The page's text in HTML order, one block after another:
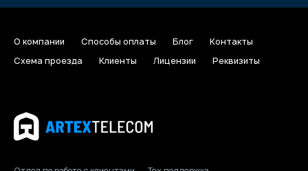
О компании Способы оплаты Блог
Контакты
Схема проезда
Клиенты Лицензии Реквизиты